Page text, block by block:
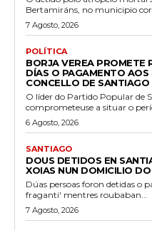
Bertamiráns, no municipio
7 Agosto, 2026
POLÍTICA
BORJA VEREA PROMETE
DÍAS O PAGAMENTO
CONCELLO DE SANTIAGO
O líder do Partido Popular de
comprometeuse a situar o
6 Agosto, 2026
SANTIAGO
DOUS DETIDOS EN
XOIAS NUN DOMICILIO
Dúas persoas foron detidas o
fraganti' mentres roubaban...
7 Agosto, 2026